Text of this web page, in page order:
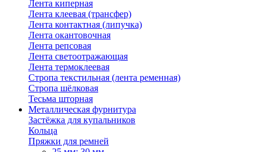
Лента киперная
Лента клеевая (трансфер)
Лента контактная (липучка)
Лента окантовочная
Лента репсовая
Лента светоотражающая
Лента термоклеевая
Стропа текстильная (лента ременная)
Стропа шёлковая
Тесьма шторная
Металлическая фурнитура
Застёжка для купальников
Кольца
Пряжки для ремней